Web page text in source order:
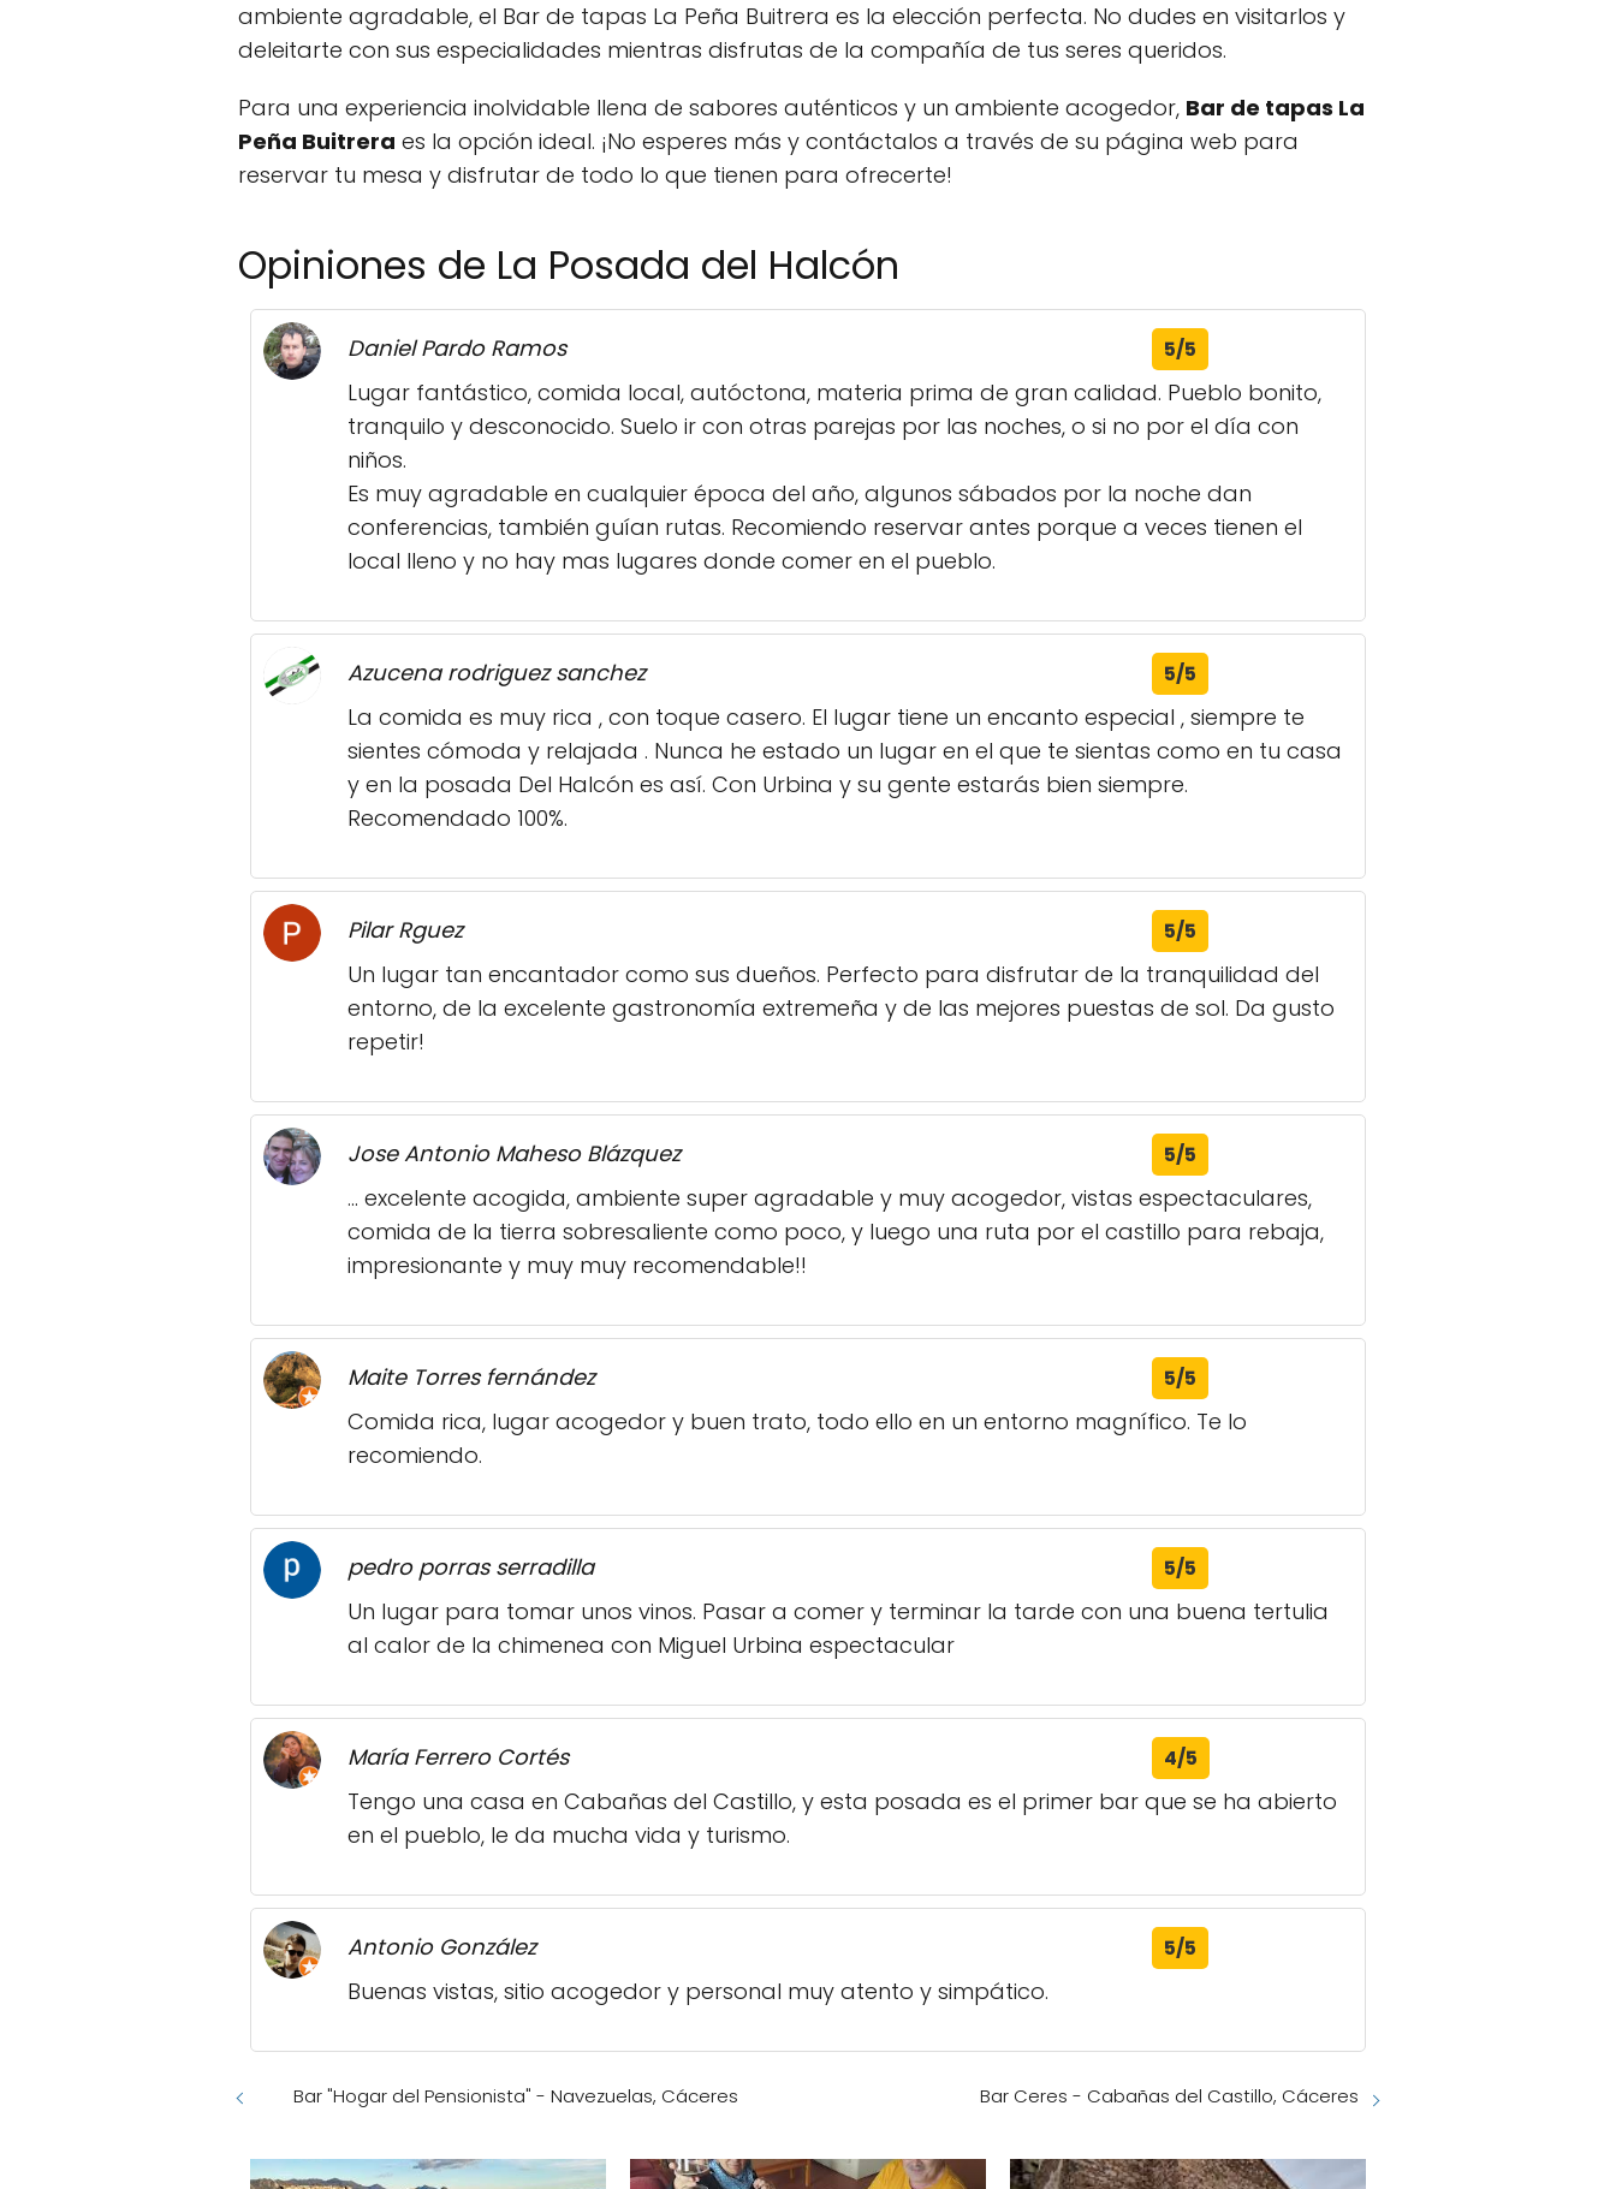
ambiente agradable, el Bar de tapas La Peña Buitrera es la elección perfecta. No dudes en visitarlos y
deleitarte con sus especialidades mientras disfrutas de la compañía de tus seres queridos.
Para una experiencia inolvidable llena de sabores auténticos y un ambiente acogedor, Bar de tapas La
Peña Buitrera es la opción ideal. ¡No esperes más y contáctalos a través de su página web para
reservar tu mesa y disfrutar de todo lo que tienen para ofrecerte!
Opiniones de La Posada del Halcón
Daniel Pardo Ramos 5/5
Lugar fantástico, comida local, autóctona, materia prima de gran calidad. Pueblo bonito,
tranquilo y desconocido. Suelo ir con otras parejas por las noches, o si no por el día con
niños.
Es muy agradable en cualquier época del año, algunos sábados por la noche dan
conferencias, también guían rutas. Recomiendo reservar antes porque a veces tienen el
local lleno y no hay mas lugares donde comer en el pueblo.
Azucena rodriguez sanchez 5/5
La comida es muy rica , con toque casero. El lugar tiene un encanto especial , siempre te
sientes cómoda y relajada . Nunca he estado un lugar en el que te sientas como en tu casa
y en la posada Del Halcón es así. Con Urbina y su gente estarás bien siempre.
Recomendado 100%.
Pilar Rguez 5/5
Un lugar tan encantador como sus dueños. Perfecto para disfrutar de la tranquilidad del
entorno, de la excelente gastronomía extremeña y de las mejores puestas de sol. Da gusto
repetir!
Jose Antonio Maheso Blázquez 5/5
... excelente acogida, ambiente super agradable y muy acogedor, vistas espectaculares,
comida de la tierra sobresaliente como poco, y luego una ruta por el castillo para rebaja,
impresionante y muy muy recomendable!!
Maite Torres fernández 5/5
Comida rica, lugar acogedor y buen trato, todo ello en un entorno magnífico. Te lo
recomiendo.
pedro porras serradilla 5/5
Un lugar para tomar unos vinos. Pasar a comer y terminar la tarde con una buena tertulia
al calor de la chimenea con Miguel Urbina espectacular
María Ferrero Cortés 4/5
Tengo una casa en Cabañas del Castillo, y esta posada es el primer bar que se ha abierto
en el pueblo, le da mucha vida y turismo.
Antonio González 5/5
Buenas vistas, sitio acogedor y personal muy atento y simpático.
Bar "Hogar del Pensionista" - Navezuelas, Cáceres Bar Ceres - Cabañas del Castillo, Cáceres